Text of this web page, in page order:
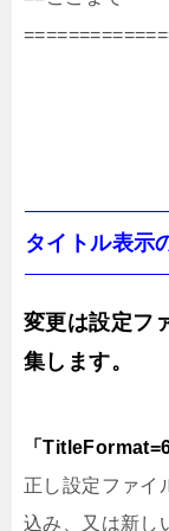
タイトル表示
変更は設定フ
集します。
「
正し設定ファイ
込み、又は新し